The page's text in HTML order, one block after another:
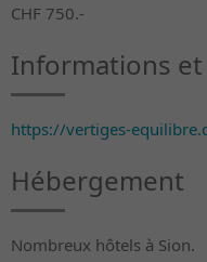
CHF 750.-
Informations
https://vertiges-
Hébergement
Nombreux hôtels à Sion.